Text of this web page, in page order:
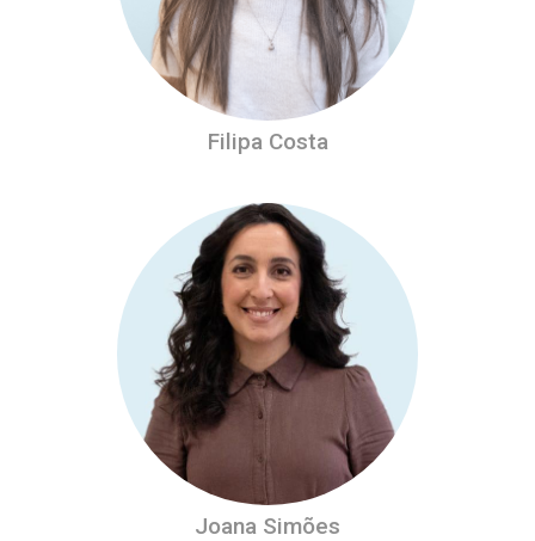
Filipa Costa
Joana Simões